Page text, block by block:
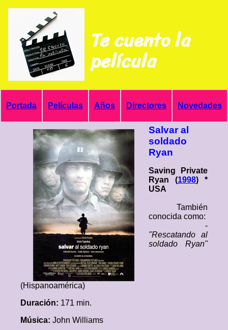
Te cuento la
película
Portada Películas Años Directores Novedades
Salvar al
soldado
Ryan
Saving Private
Ryan (1998) *
USA
También
conocida como:
-
"Rescatando al
soldado Ryan"
(Hispanoamérica)
Duración: 171 min.
Música: John Williams